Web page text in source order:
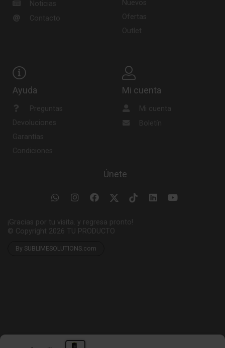
Noticias
Contacto
Nuevos
Ofertas
Outlet
Ayuda
Preguntas
Devoluciones
Garantías
Condiciones
Mi cuenta
Mi cuenta
Boletín
Únete
¡Gracias por tu visita. y regresa pronto!
© Copyright 2026 TU PRODUCTO
By SUBLIMESOLUTIONS.com